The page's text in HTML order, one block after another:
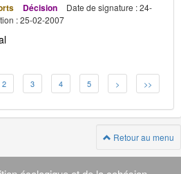
Décision
Date de signature : 24-
: 25-02-2007
2 3 4 5 > >>
Retour au menu